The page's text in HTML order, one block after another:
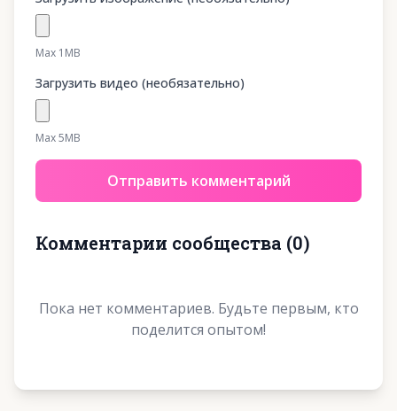
Max 1MB
Загрузить видео (необязательно)
Max 5MB
Отправить комментарий
Комментарии сообщества (0)
Пока нет комментариев. Будьте первым, кто
поделится опытом!